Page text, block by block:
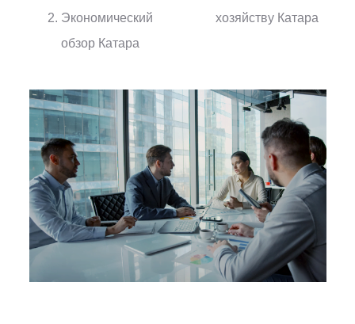
Экономический
обзор Катара
хозяйству Катара